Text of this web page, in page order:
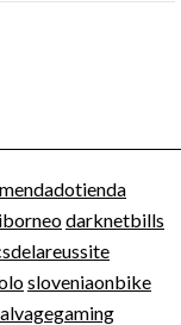
darknetbills
sloveniaonbike